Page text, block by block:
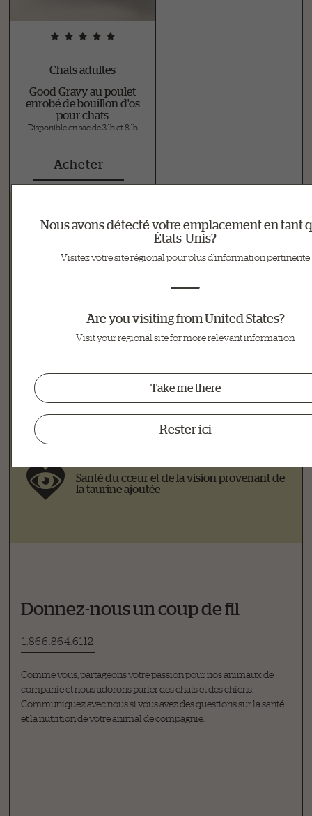
Chats adultes
Good Gravy au poulet
enrobé de bouillon d'os
pour chats
Disponible en sac de 3 lb et 8 lb
Acheter
Nutritional Highlights for
Our Chicken Recipes
Conçue avec du poulet désossé de qualité
supérieure comme source de protéines
maigres
agents de conservation artificiels
Santé du cœur et de la vision provenant de
la taurine ajoutée
Donnez-nous un coup de fil
1.866.864.6112
Comme vous, partageons votre passion pour nos animaux de
companie et nous adorons parler des chats et des chiens.
Communiquez avec nous si vous avez des questions sur la santé
et la nutrition de votre animal de compagnie.
Nous avons détecté votre emplacement en tant
États-Unis?
Visitez votre site régional pour plus d'information pertinente
Are you visiting from United States?
Visit your regional site for more relevant information
Take me there
Rester ici